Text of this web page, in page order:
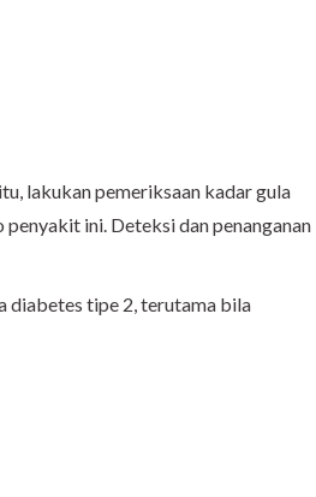
lakukan pemeriksaan kadar gula
ini. Deteksi dan penanganan
diabetes tipe 2, terutama bila